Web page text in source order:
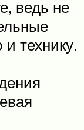
ведь не
технику.